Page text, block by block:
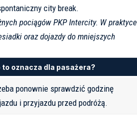
city break.
pociągów PKP Intercity. W praktyce
oraz dojazdy do mniejszych
to oznacza dla pasażera?
ponownie sprawdzić godzinę
i przyjazdu przed podróżą.